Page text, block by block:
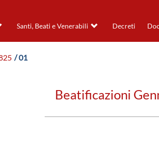
Santi, Beati e Venerabili Decreti
/ 01
Beatificazioni